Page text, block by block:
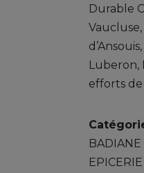
Durable
Luberon,
efforts de